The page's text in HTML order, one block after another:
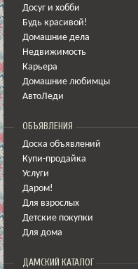
Досуг и хобби
Будь красивой!
Домашние дела
Недвижимость
Карьера
Домашние любимцы
АвтоЛеди
ОБЪЯВЛЕНИЯ
Доска объявлений
Купи-продайка
Услуги
Даром!
Для взрослых
Детские покупки
Для дома
ДАМСКИЙ КАТАЛОГ